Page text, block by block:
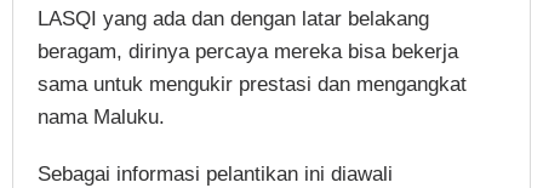
LASQI yang ada dan dengan latar belakang
beragam, dirinya percaya mereka bisa bekerja
sama untuk mengukir prestasi dan mengangkat
nama Maluku.
Sebagai informasi pelantikan ini diawali